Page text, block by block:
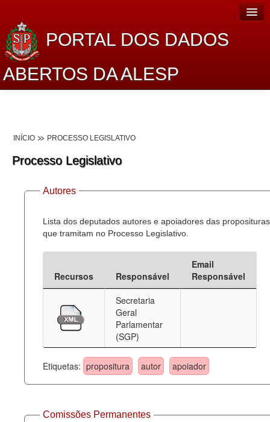
PORTAL DOS DADOS
ABERTOS DA ALESP
Lei de Acesso à Informação
Dados Governamentais Abertos
Planejamento
Catálogo de dados
Deputados Estaduais
Administração
Agenda
Perguntas frequentes
Contato
INÍCIO PROCESSO LEGISLATIVO
Processo Legislativo
Autores
Lista dos deputados autores e apoiadores das proposituras
que tramitam no Processo Legislativo.
Recursos Responsável
Email
Responsável
Secretaria
Geral
Parlamentar
(SGP)
Etiquetas: propositura autor apoiador
Comissões Permanentes